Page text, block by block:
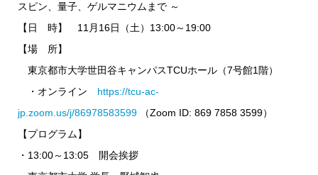
スピン、量子、ゲルマニウムまで ～
【日 時】 11月16日（土）13:00～19:00
【場 所】
東京都市大学世田谷キャンパスTCUホール（7号館1階）
・オンライン https://tcu-ac-
jp.zoom.us/j/86978583599 （Zoom ID: 869 7858 3599）
【プログラム】
・13:00～13:05 開会挨拶